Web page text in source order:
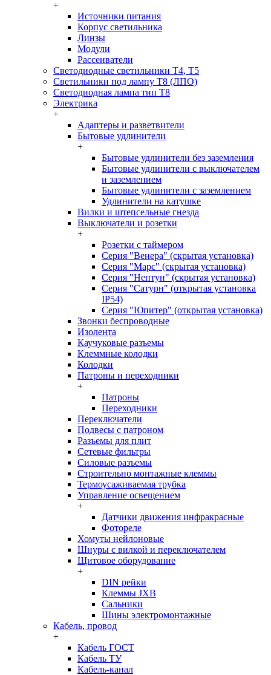
+
Источники питания
Корпус светильника
Линзы
Модули
Рассеиватели
Светодиодные светильники T4, T5
Светильники под лампу Т8 (ЛПО)
Светодиодная лампа тип T8
Электрика
+
Адаптеры и разветвители
Бытовые удлинители
+
Бытовые удлинители без заземления
Бытовые удлинители с выключателем
и заземлением
Бытовые удлинители с заземлением
Удлинители на катушке
Вилки и штепсельные гнезда
Выключатели и розетки
+
Розетки с таймером
Серия "Венера" (скрытая установка)
Серия "Марс" (скрытая установка)
Серия "Нептун" (скрытая установка)
Серия "Сатурн" (открытая установка
IP54)
Серия "Юпитер" (открытая установка)
Звонки беспроводные
Изолента
Каучуковые разъемы
Клеммные колодки
Колодки
Патроны и переходники
+
Патроны
Переходники
Переключатели
Подвесы с патроном
Разъемы для плит
Сетевые фильтры
Силовые разъемы
Строительно монтажные клеммы
Термоусаживаемая трубка
Управление освещением
+
Датчики движения инфракрасные
Фотореле
Хомуты нейлоновые
Шнуры с вилкой и переключателем
Щитовое оборудование
+
DIN рейки
Клеммы JXB
Сальники
Шины электромонтажные
Кабель, провод
+
Кабель ГОСТ
Кабель ТУ
Кабель-канал